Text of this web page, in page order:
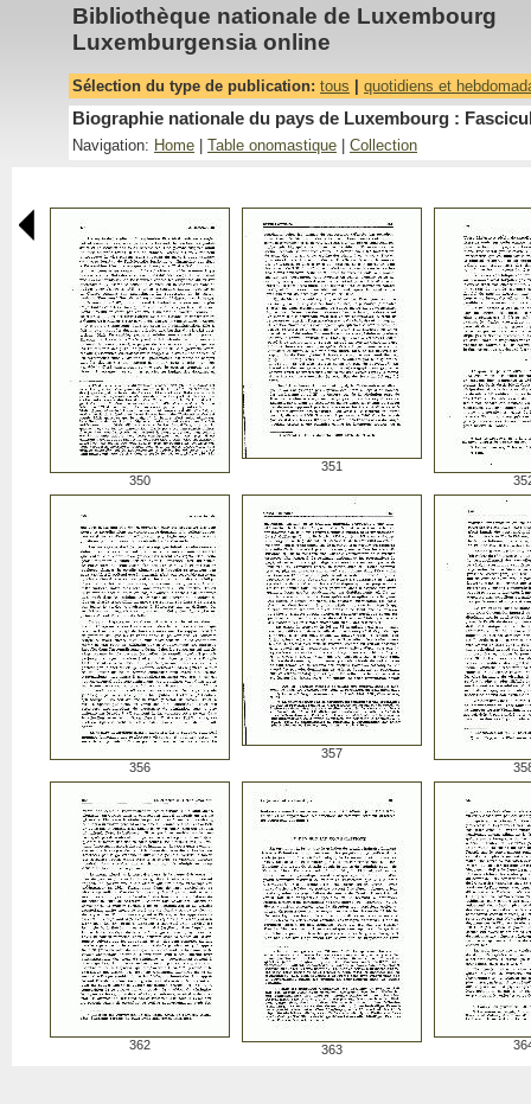
Bibliothèque nationale de Luxembourg
Luxemburgensia online
Sélection du type de publication: tous quotidiens et
Biographie nationale du pays de Luxembourg :
Navigation: Home Table onomastique Collection
350
351
356
357
362 363